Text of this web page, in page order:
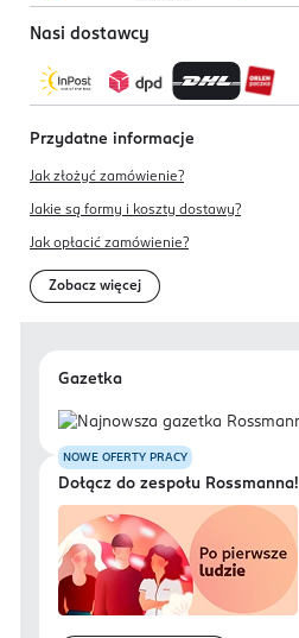
Nasi dostawcy
Przydatne informacje
Jak złożyć zamówienie?
Jakie są formy i koszty dostawy?
Jak opłacić zamówienie?
Zobacz więcej
Gazetka
NOWE OFERTY PRACY
Dołącz do zespołu Rossmanna!